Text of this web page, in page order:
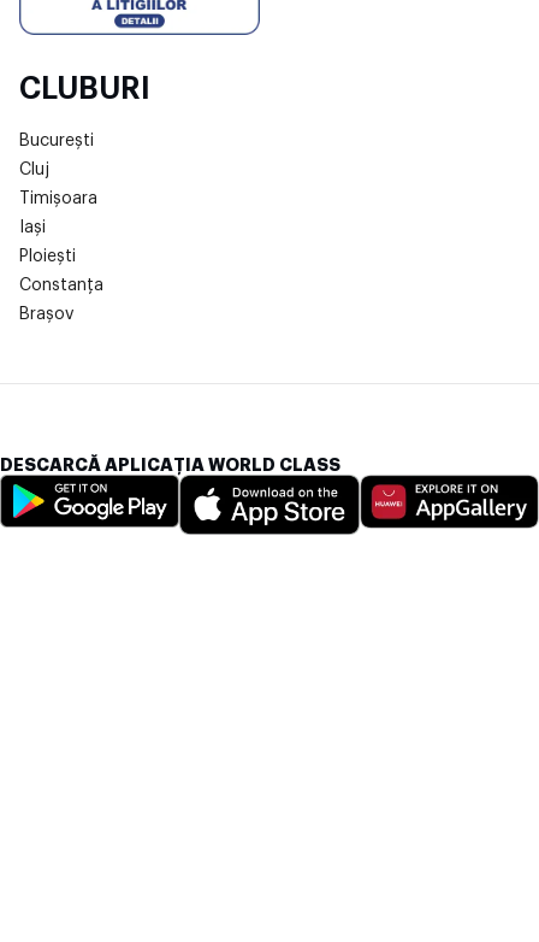
CLUBURI
București
Cluj
Timișoara
Iași
Ploiești
Constanța
Brașov
DESCARCĂ APLICAȚIA WORLD CLASS